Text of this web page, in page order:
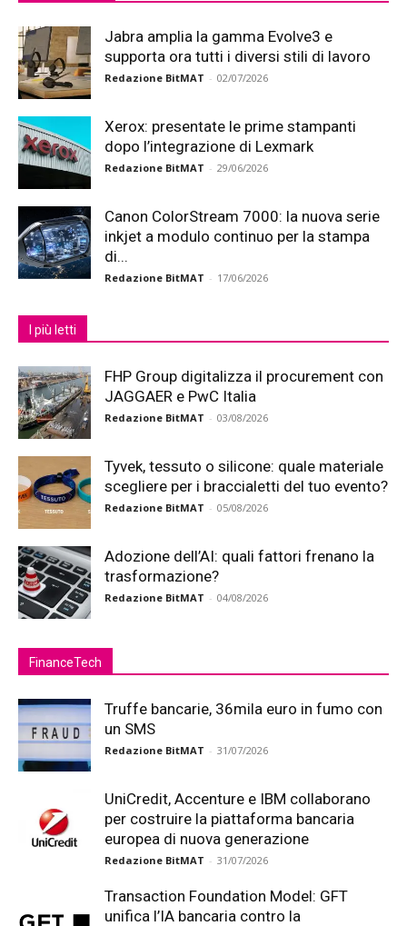
Jabra amplia la gamma Evolve3 e
supporta ora tutti i diversi stili di lavoro
Redazione BitMAT - 02/07/2026
Xerox: presentate le prime stampanti
dopo l’integrazione di Lexmark
Redazione BitMAT - 29/06/2026
Canon ColorStream 7000: la nuova serie
inkjet a modulo continuo per la stampa
di...
Redazione BitMAT - 17/06/2026
I più letti
FHP Group digitalizza il procurement con
JAGGAER e PwC Italia
Redazione BitMAT - 03/08/2026
Tyvek, tessuto o silicone: quale materiale
scegliere per i braccialetti del tuo evento?
Redazione BitMAT - 05/08/2026
Adozione dell’AI: quali fattori frenano la
trasformazione?
Redazione BitMAT - 04/08/2026
FinanceTech
Truffe bancarie, 36mila euro in fumo con
un SMS
Redazione BitMAT - 31/07/2026
UniCredit, Accenture e IBM collaborano
per costruire la piattaforma bancaria
europea di nuova generazione
Redazione BitMAT - 31/07/2026
Transaction Foundation Model: GFT
unifica l’IA bancaria contro la